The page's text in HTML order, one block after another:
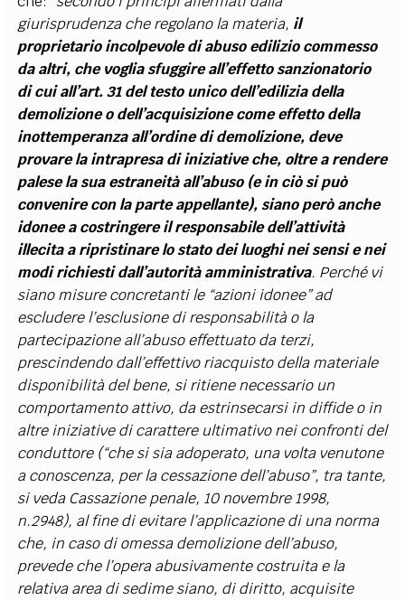
giurisprudenza che regolano la materia, il
proprietario incolpevole di abuso edilizio commesso
da altri, che voglia sfuggire all’effetto sanzionatorio
di cui all’art. 31 del testo unico dell’edilizia della
demolizione o dell’acquisizione come effetto della
inottemperanza all’ordine di demolizione, deve
provare la intrapresa di iniziative che, oltre a rendere
palese la sua estraneità all’abuso (e in ciò si può
convenire con la parte appellante), siano però anche
idonee a costringere il responsabile dell’attività
illecita a ripristinare lo stato dei luoghi nei sensi e nei
modi richiesti dall’autorità amministrativa. Perché vi
siano misure concretanti le “azioni idonee” ad
escludere l’esclusione di responsabilità o la
partecipazione all’abuso effettuato da terzi,
prescindendo dall’effettivo riacquisto della materiale
disponibilità del bene, si ritiene necessario un
comportamento attivo, da estrinsecarsi in diffide o in
altre iniziative di carattere ultimativo nei confronti del
conduttore (“che si sia adoperato, una volta venutone
a conoscenza, per la cessazione dell’abuso”, tra tante,
si veda Cassazione penale, 10 novembre 1998,
n.2948), al fine di evitare l’applicazione di una norma
che, in caso di omessa demolizione dell’abuso,
prevede che l’opera abusivamente costruita e la
relativa area di sedime siano, di diritto, acquisite